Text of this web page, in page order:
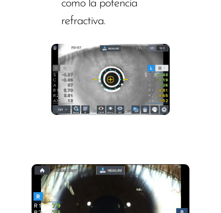
como la potencia
refractiva.